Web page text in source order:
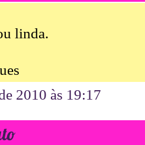
linda.
2010 às 19:17